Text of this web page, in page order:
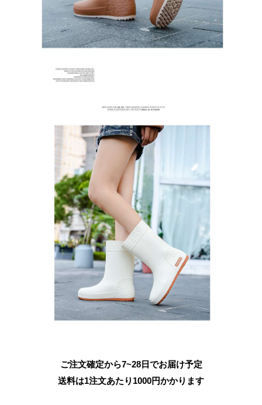
ご注文確定から7~28日でお届け予定
送料は1注文あたり 1000円かかります